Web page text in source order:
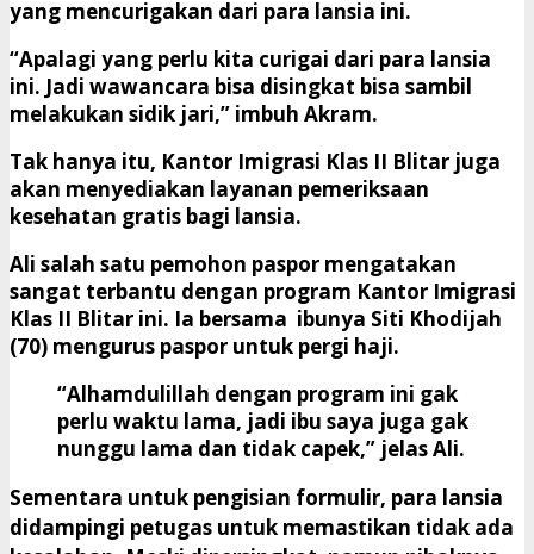
yang mencurigakan dari para lansia ini.
“Apalagi yang perlu kita curigai dari para lansia
ini. Jadi wawancara bisa disingkat bisa sambil
melakukan sidik jari,” imbuh Akram.
Tak hanya itu, Kantor Imigrasi Klas II Blitar juga
akan menyediakan layanan pemeriksaan
kesehatan gratis bagi lansia.
Ali salah satu pemohon paspor mengatakan
sangat terbantu dengan program Kantor Imigrasi
Klas II Blitar ini. Ia bersama ibunya Siti Khodijah
(70) mengurus paspor untuk pergi haji.
“Alhamdulillah dengan program ini gak
perlu waktu lama, jadi ibu saya juga gak
nunggu lama dan tidak capek,” jelas Ali.
Sementara untuk pengisian formulir, para lansia
didampingi petugas untuk memastikan tidak ada